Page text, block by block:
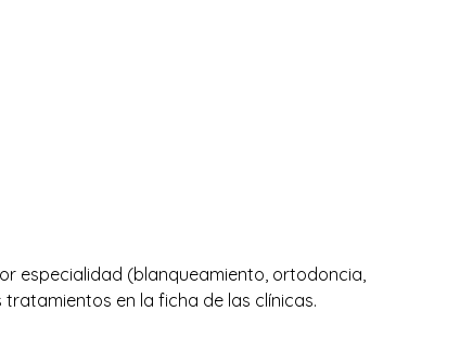
especialidad (blanqueamiento, ortodoncia,
en la ficha de las clínicas.